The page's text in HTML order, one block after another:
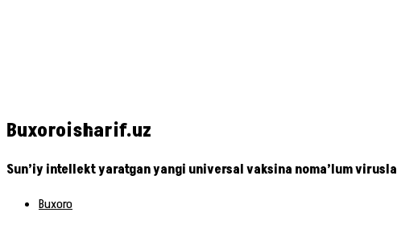
Buxoroisharif.uz
Sun’iy intellekt yaratgan yangi universal vaksina noma’lum
Buxoro